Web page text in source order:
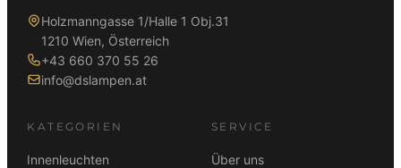
Holzmanngasse 1/Halle 1 Obj.31
1210 Wien, Österreich
+43 660 370 55 26
info@dslampen.at
KATEGORIEN
Innenleuchten
SERVICE
Über uns